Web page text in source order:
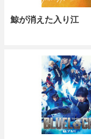
鯨が消えた入り江